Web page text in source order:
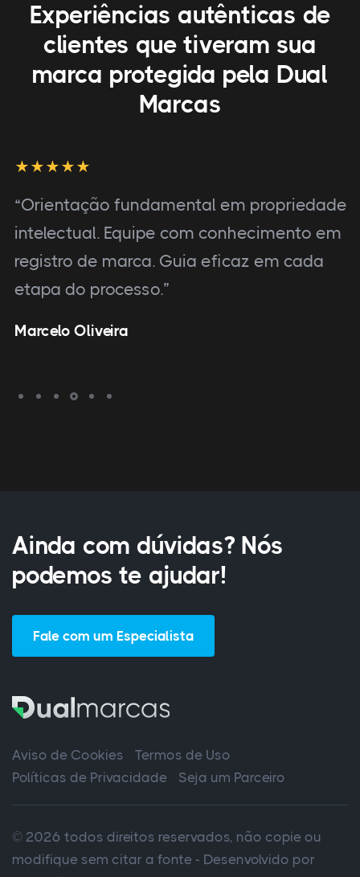
Experiências autênticas de
clientes que tiveram sua
marca protegida pela Dual
Marcas
“Orientação fundamental em propriedade
intelectual. Equipe com conhecimento em
registro de marca. Guia eficaz em cada
etapa do processo.”
Marcelo Oliveira
Ainda com dúvidas? Nós
podemos te ajudar!
Fale com um Especialista
Aviso de Cookies
Termos de Uso
Políticas de Privacidade
Seja um Parceiro
© 2026 todos direitos reservados, não copie ou
modifique sem citar a fonte - Desenvolvido por